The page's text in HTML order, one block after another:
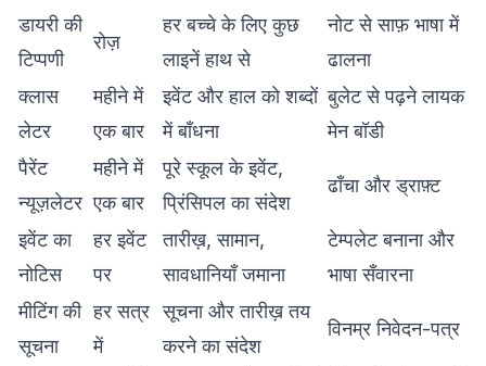
डायरी की
टिप्पणी
रोज़
हर बच्चे के लिए कुछ
लाइनें हाथ से
नोट से साफ़ भाषा में
ढालना
क्लास
लेटर
महीने में
एक बार
इवेंट और हाल को शब्दों
में बाँधना
बुलेट से पढ़ने लायक
मेन बॉडी
पैरेंट
न्यूज़लेटर
महीने में
एक बार
पूरे स्कूल के इवेंट,
प्रिंसिपल का संदेश
ढाँचा और ड्राफ़्ट
इवेंट का
नोटिस
हर इवेंट
पर
तारीख़, सामान,
सावधानियाँ जमाना
टेम्पलेट बनाना और
भाषा सँवारना
मीटिंग की
सूचना
हर सत्र
में
सूचना और तारीख़ तय
करने का संदेश
विनम्र निवेदन-पत्र